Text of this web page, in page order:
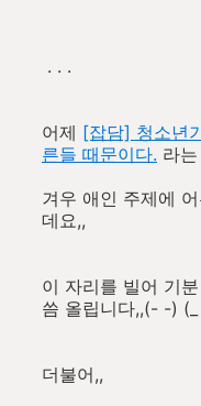
. . .
어제 [잡담] 청소년
른들 때문이다. 라
겨우 애인 주제에
데요,,
이 자리를 빌어 기
씀 올립니다,,(- -) (_
더불어,,